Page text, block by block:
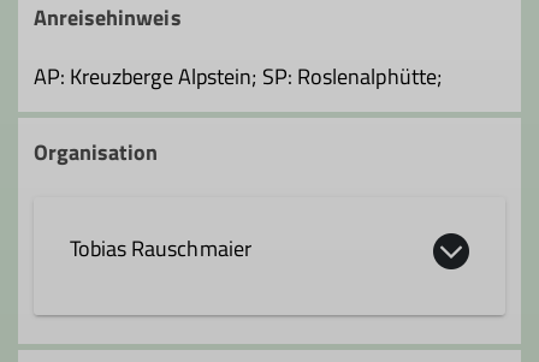
Anreisehinweis
AP: Kreuzberge Alpstein; SP: Roslenalphütte;
Organisation
Tobias Rauschmaier
tobias.rauschmaier@dav-fn.de